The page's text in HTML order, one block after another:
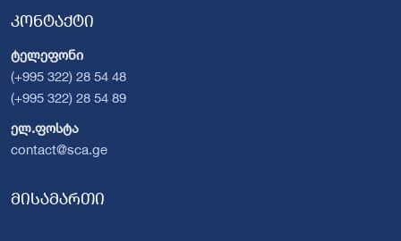
კონტაქტი
ტელეფონი
(+995 322) 28 54 48
(+995 322) 28 54 89
ელ.ფოსტა
contact@sca.ge
მისამართი